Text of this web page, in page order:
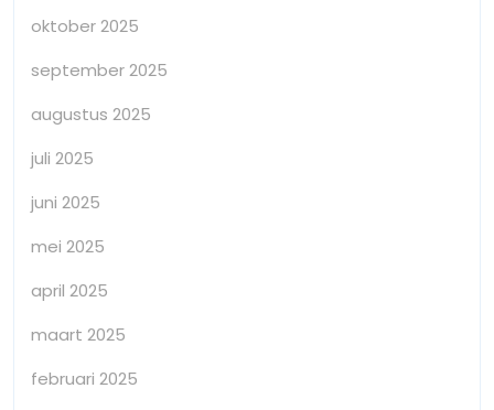
oktober 2025
september 2025
augustus 2025
juli 2025
juni 2025
mei 2025
april 2025
maart 2025
februari 2025